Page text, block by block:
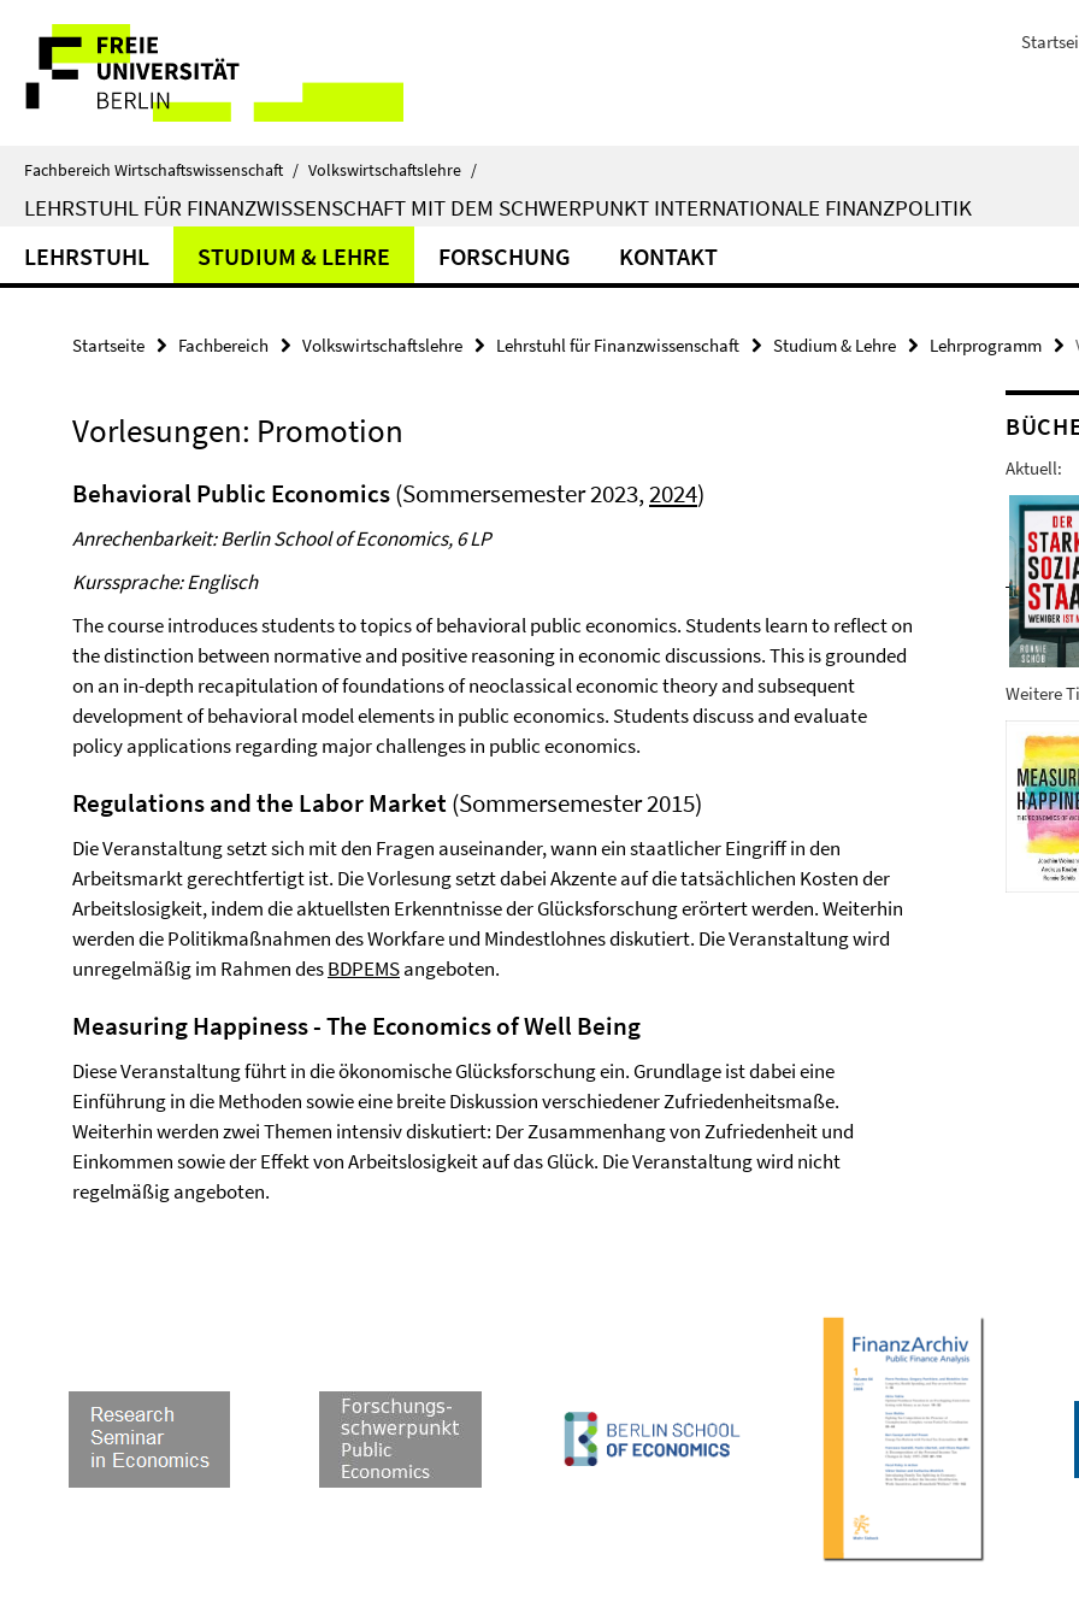
direkt
Inhalt
Service-
Navigation
Fachbereich Wirtschaftswissenschaft / Volkswirtschaftslehre /
LEHRSTUHL FÜR FINANZWISSENSCHAFT MIT DEM SCHWERPUNKT INTERNATIONALE FINANZPOLITIK
LEHRSTUHL STUDIUM & LEHRE FORSCHUNG KONTAKT
Startseite Fachbereich Volkswirtschaftslehre Lehrstuhl für Finanzwissenschaft Studium & Lehre Lehrprogramm
Vorlesungen: Promotion
Behavioral Public Economics(Sommersemester 2023,2024)
Anrechenbarkeit: Berlin School of Economics, 6 LP
Kurssprache: Englisch
The course introduces students to topics of behavioral public economics. Students learn to reflect on
the distinction between normative and positive reasoning in economic discussions. This is grounded
on an in-depth recapitulation of foundations of neoclassical economic theory and subsequent
development of behavioral model elements in public economics. Students discuss and evaluate
policy applications regarding major challenges in public economics.
Regulations and the Labor Market(Sommersemester 2015)
Die Veranstaltung setzt sich mit den Fragen auseinander, wann ein staatlicher Eingriff in den
Arbeitsmarkt gerechtfertigt ist. Die Vorlesung setzt dabei Akzente auf die tatsächlichen Kosten der
Arbeitslosigkeit, indem die aktuellsten Erkenntnisse der Glücksforschung erörtert werden. Weiterhin
werden die Politikmaßnahmen des Workfare und Mindestlohnes diskutiert. Die Veranstaltung wird
unregelmäßig im Rahmen desBDPEMSangeboten.
Measuring Happiness - The Economics of Well Being
Diese Veranstaltung führt in die ökonomische Glücksforschung ein. Grundlage ist dabei eine
Einführung in die Methoden sowie eine breite Diskussion verschiedener Zufriedenheitsmaße.
Weiterhin werden zwei Themen intensiv diskutiert: Der Zusammenhang von Zufriedenheit und
Einkommen sowie der Effekt von Arbeitslosigkeit auf das Glück. Die Veranstaltung wird nicht
regelmäßig angeboten.
Aktuell:
Weitere